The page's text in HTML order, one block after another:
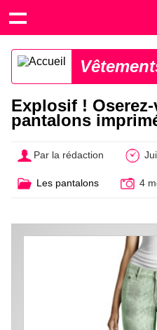
Explosif !
pantalons
Par la rédaction
Les pantalons 4